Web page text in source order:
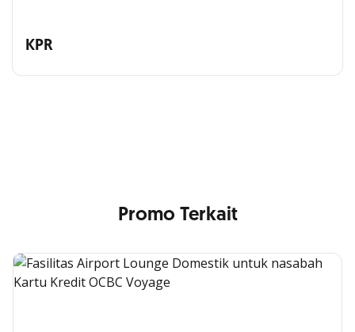
KPR
Segala Kemudahan Ada
di Satu Genggaman
Promo Terkait